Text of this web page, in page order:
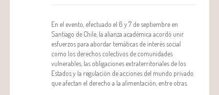
En el evento, efectuado el 6 y 7 de septiembre en
Santiago de Chile, la alianza académica acordó unir
esfuerzos para abordar temáticas de interés social
como los derechos colectivos de comunidades
vulnerables, las obligaciones extraterritoriales de los
Estados y la regulación de acciones del mundo privado
que afectan el derecho a la alimentación, entre otras.